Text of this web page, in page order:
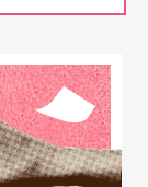
劇計畫，能